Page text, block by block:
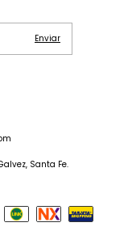
Santa Fe.